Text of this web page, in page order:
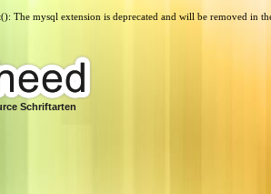
The mysql extension is deprecated and will be removed in
Schriftarten